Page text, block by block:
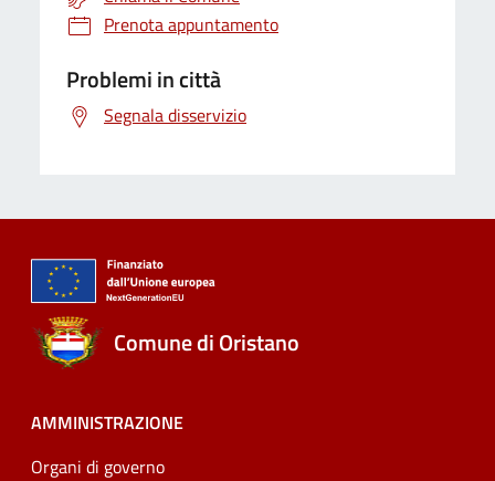
Prenota appuntamento
Problemi in città
Segnala disservizio
Comune di Oristano
AMMINISTRAZIONE
Organi di governo